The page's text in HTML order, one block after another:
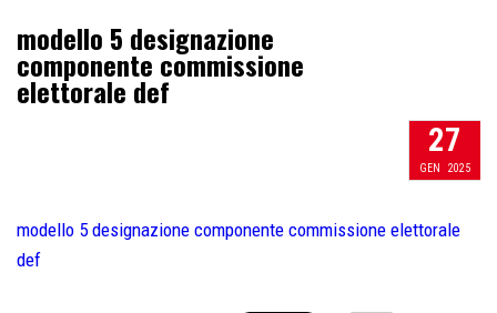
modello 5 designazione
componente commissione
elettorale def
27
GEN 2025
modello 5 designazione componente commissione elettorale
def